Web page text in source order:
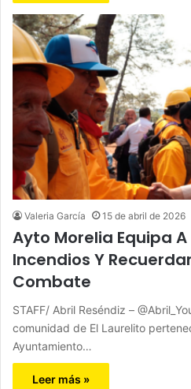
Valeria García 15 de abril de 2026
Ayto Morelia Equipa
Incendios Y
Combate
STAFF/ Abril Reséndiz –
comunidad de El Laurelito
Ayuntamiento…
Leer más »